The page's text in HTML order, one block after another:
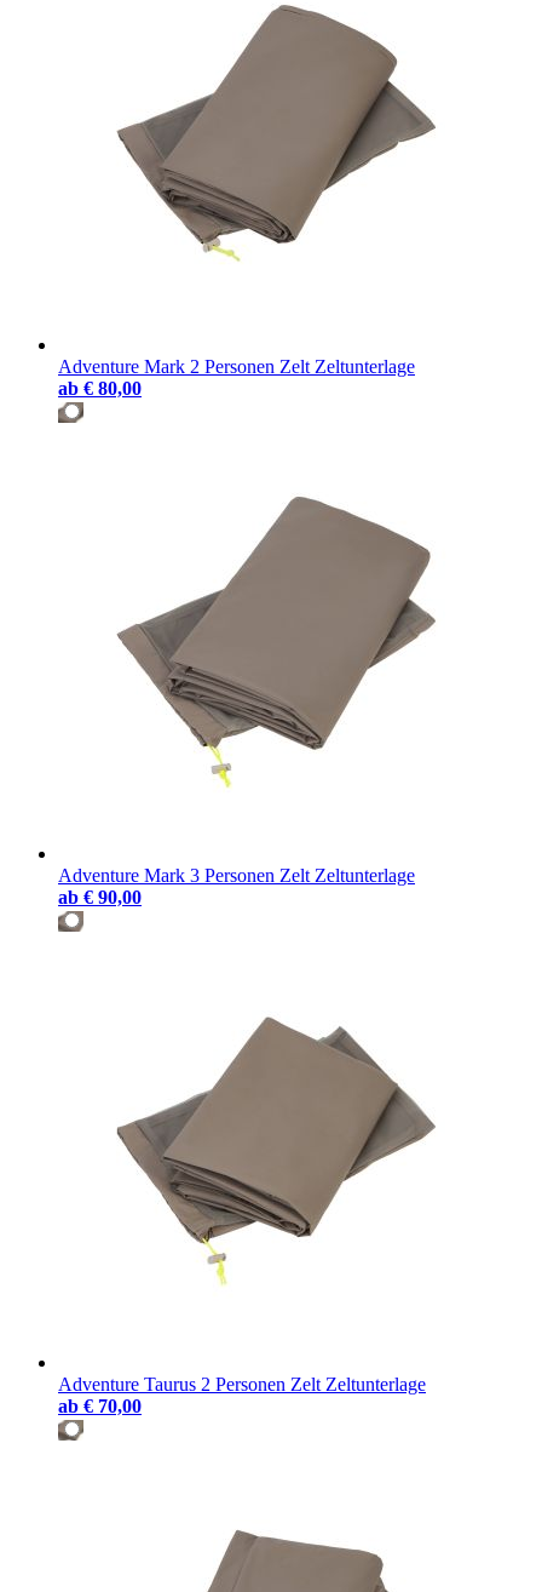
Adventure Mark 2 Personen Zelt Zeltunterlage
ab € 80,00
Adventure Mark 3 Personen Zelt Zeltunterlage
ab € 90,00
Adventure Taurus 2 Personen Zelt Zeltunterlage
ab € 70,00